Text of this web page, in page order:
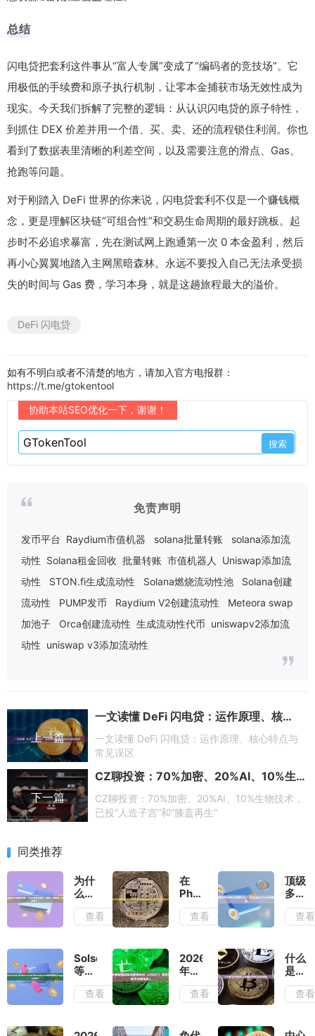
总结
闪电贷把套利这件事从“富人专属”变成了“编码者的竞技场”。它
用极低的手续费和原子执行机制，让零本金捕获市场无效性成为
现实。今天我们拆解了完整的逻辑：从认识闪电贷的原子特性，
到抓住 DEX 价差并用一个借、买、卖、还的流程锁住利润。你也
看到了数据表里清晰的利差空间，以及需要注意的滑点、Gas、
抢跑等问题。
对于刚踏入 DeFi 世界的你来说，闪电贷套利不仅是一个赚钱概
念，更是理解区块链“可组合性”和交易生命周期的最好跳板。起
步时不必追求暴富，先在测试网上跑通第一次 0 本金盈利，然后
再小心翼翼地踏入主网黑暗森林。永远不要投入自己无法承受损
失的时间与 Gas 费，学习本身，就是这趟旅程最大的溢价。
DeFi 闪电贷
如有不明白或者不清楚的地方，请加入官方电报群：
https://t.me/gtokentool
协助本站SEO优化一下，谢谢！
免责声明
发币平台 Raydium市值机器 solana批量转账
solana添加流
动性 Solana租金回收 批量转账 市值机器人
Uniswap添加流
动性
STON.fi生成流动性 Solana燃烧流动性池
Solana创建
流动性
PUMP发币 Raydium V2创建流动性
Meteora swap
加池子
Orca创建流动性 生成流动性代币 uniswapv2添加流
动性 uniswap v3添加流动性
上一篇
一文读懂 DeFi 闪电贷：运作原理、核心特点与常见误区
一文读懂 DeFi 闪电贷：运作原理、核心特点与
常见误区
下一篇
CZ聊投资：70%加密、20%AI、10%生物技术，已投“人造子宫”和“膝盖再生”
CZ聊投资：70%加密、20%AI、10%生物技术，
已投“人造子宫”和“膝盖再生”
同类推荐
为什
么我
刚发
币/
后，
logo
完全
不显
示
包、
查看
在
Phantom/Trust
Wallet/TP
包/MetaMask/OKX
里为
什么
logo
不显
示？
添
查看
顶级
多链
代币
空投
么？
终极
解决
方案
查看
Solscan/BscScan/Etherscan/BaseScan
等浏
览器
查看
2026
年最
新排
名前
查看
什么
是
USDT
混币
查看